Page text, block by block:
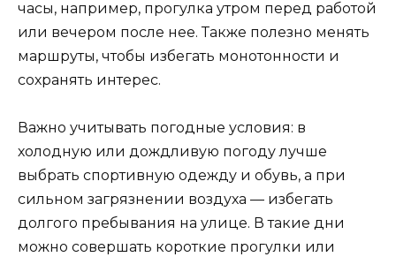
часы, например, прогулка утром перед работой
или вечером после нее. Также полезно менять
маршруты, чтобы избегать монотонности и
сохранять интерес.
Важно учитывать погодные условия: в
холодную или дождливую погоду лучше
выбрать спортивную одежду и обувь, а при
сильном загрязнении воздуха — избегать
долгого пребывания на улице. В такие дни
можно совершать короткие прогулки или